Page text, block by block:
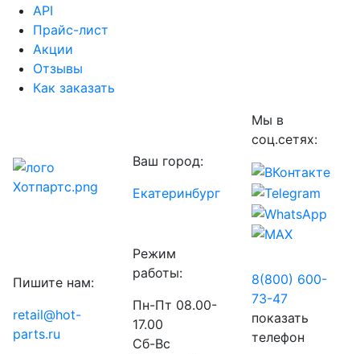
API
Прайс-лист
Акции
Отзывы
Как заказать
Ваш город:
Екатеринбург
Мы в
соц.сетях:
Пишите нам:
retail@hot-
parts.ru
Режим
работы:
Пн-Пт 08.00-
17.00
Сб-Вс
8(800) 600-
73-47
показать
телефон